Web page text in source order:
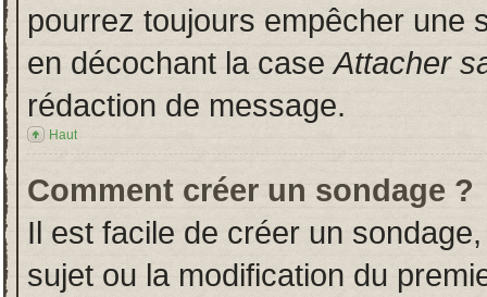
pourrez toujours empêcher une
en décochant la caseAttacher
rédaction de message.
Haut
Comment créer un sondage ?
Il est facile de créer un
sujet ou la modification du